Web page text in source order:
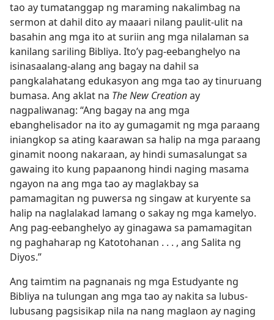
tao ay tumatanggap ng maraming nakalimbag na
sermon at dahil dito ay maaari nilang paulit-ulit na
basahin ang mga ito at suriin ang mga nilalaman sa
kanilang sariling Bibliya. Ito’y pag-eebanghelyo na
isinasaalang-alang ang bagay na dahil sa
pangkalahatang edukasyon ang mga tao ay tinuruang
bumasa. Ang aklat na The New Creationay
nagpaliwanag: “Ang bagay na ang mga
ebanghelisador na ito ay gumagamit ng mga paraang
iniangkop sa ating kaarawan sa halip na mga paraang
ginamit noong nakaraan, ay hindi sumasalungat sa
gawaing ito kung papaanong hindi naging masama
ngayon na ang mga tao ay maglakbay sa
pamamagitan ng puwersa ng singaw at kuryente sa
halip na naglalakad lamang o sakay ng mga kamelyo.
Ang pag-eebanghelyo ay ginagawa sa pamamagitan
ng paghaharap ng Katotohanan . . . , ang Salita ng
Diyos.”
Ang taimtim na pagnanais ng mga Estudyante ng
Bibliya na tulungan ang mga tao ay nakita sa lubus-
lubusang pagsisikap nila na nang maglaon ay naging